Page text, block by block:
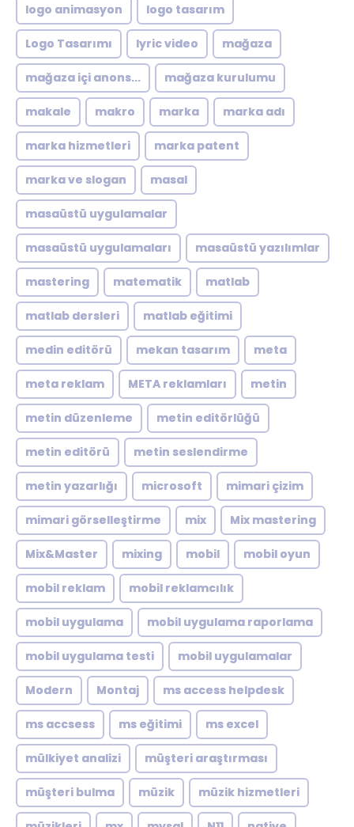
logo animasyon logo tasarım
Logo Tasarımı lyric video mağaza
mağaza içi anons... mağaza kurulumu
makale makro marka marka adı
marka hizmetleri marka patent
marka ve slogan masal
masaüstü uygulamalar
masaüstü uygulamaları masaüstü yazılımlar
mastering matematik matlab
matlab dersleri matlab eğitimi
medin editörü mekan tasarım meta
meta reklam META reklamları metin
metin düzenleme metin editörlüğü
metin editörü metin seslendirme
metin yazarlığı microsoft mimari çizim
mimari görselleştirme mix Mix mastering
Mix&Master mixing mobil mobil oyun
mobil reklam mobil reklamcılık
mobil uygulama mobil uygulama raporlama
mobil uygulama testi mobil uygulamalar
Modern Montaj ms access helpdesk
ms accsess ms eğitimi ms excel
mülkiyet analizi müşteri araştırması
müşteri bulma müzik müzik hizmetleri